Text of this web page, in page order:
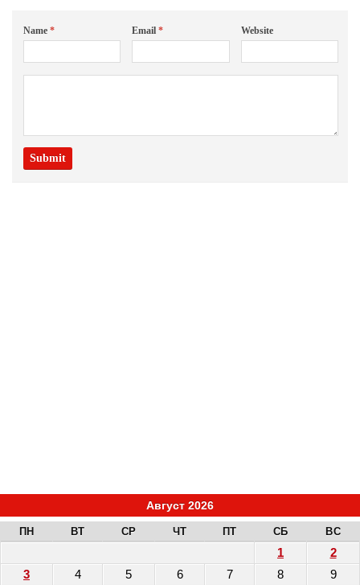
Name * Email* Website
Август 2026
ПН ВТ СР ЧТ ПТ СБ ВС
1
2
3
4 5 6 7 8
9